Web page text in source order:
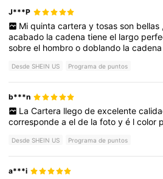
J***P
Mi quinta cartera y tosas son bellas ,
acabado lacadenatieneel largo
sobreel hombroodoblando la
Desde SHEIN US Programa de puntos
b***n
La Cartera llego de excelente
correspondeaelde lafotoyé lcolor
Desde SHEIN US Programa de puntos
a***i